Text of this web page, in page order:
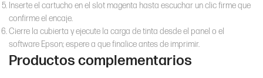
Inserte el cartucho en el slot magenta hasta escuchar un clic firme que
confirme el encaje.
Cierre la cubierta y ejecute la carga de tinta desde el panel o el
software Epson; espere a que finalice antes de imprimir.
Productos complementarios